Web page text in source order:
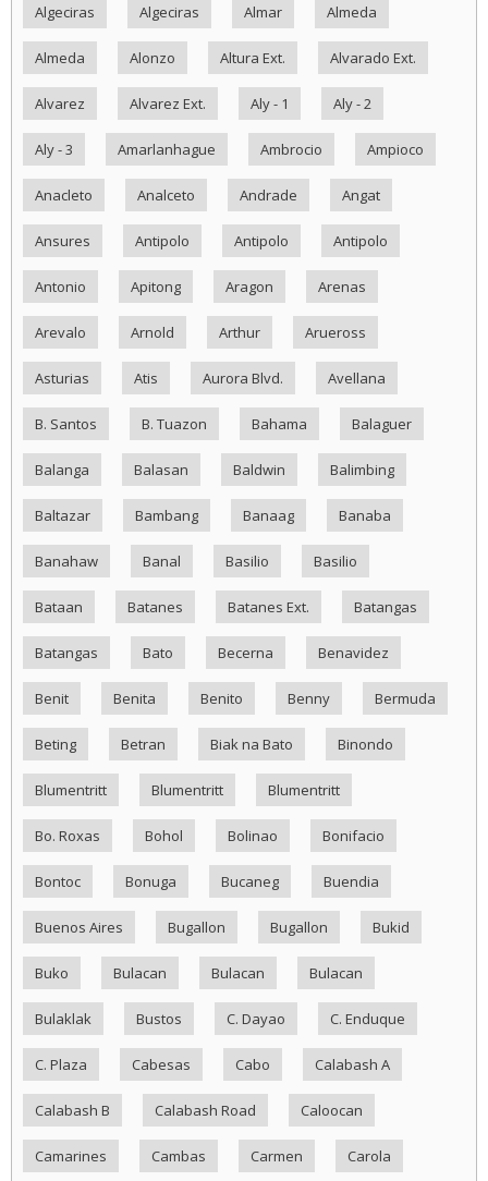
Algeciras Algeciras Almar Almeda
Almeda Alonzo Altura Ext. Alvarado Ext.
Alvarez Alvarez Ext. Aly - 1 Aly - 2
Aly - 3 Amarlanhague Ambrocio Ampioco
Anacleto Analceto Andrade Angat
Ansures Antipolo Antipolo Antipolo
Antonio Apitong Aragon Arenas
Arevalo Arnold Arthur Arueross
Asturias Atis Aurora Blvd. Avellana
B. Santos B. Tuazon Bahama Balaguer
Balanga Balasan Baldwin Balimbing
Baltazar Bambang Banaag Banaba
Banahaw Banal Basilio Basilio
Bataan Batanes Batanes Ext. Batangas
Batangas Bato Becerna Benavidez
Benit Benita Benito Benny Bermuda
Beting Betran Biak na Bato Binondo
Blumentritt Blumentritt Blumentritt
Bo. Roxas Bohol Bolinao Bonifacio
Bontoc Bonuga Bucaneg Buendia
Buenos Aires Bugallon Bugallon Bukid
Buko Bulacan Bulacan Bulacan
Bulaklak Bustos C. Dayao C. Enduque
C. Plaza Cabesas Cabo Calabash A
Calabash B Calabash Road Caloocan
Camarines Cambas Carmen Carola